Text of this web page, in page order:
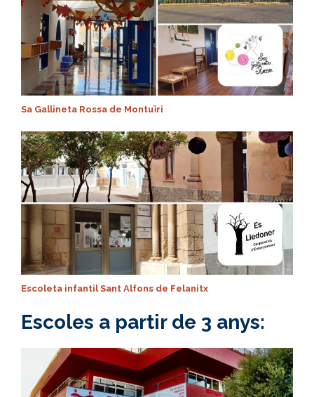
Sa Gallineta Rossa de Montuïri
Escoleta infantil Sant Alfons de Felanitx
Escoles a partir de 3 anys: